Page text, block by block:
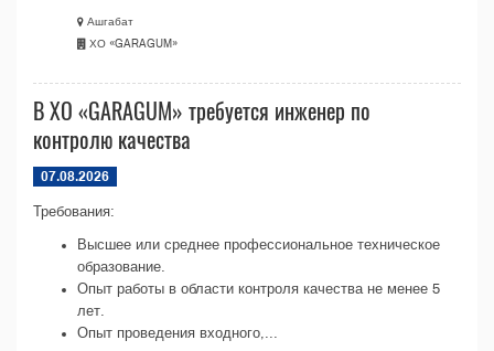
Ашгабат
ХО «GARAGUM»
В ХО «GARAGUM» требуется инженер по
контролю качества
07.08.2026
Требования:
Высшее или среднее профессиональное техническое
образование.
Опыт работы в области контроля качества не менее 5
лет.
Опыт проведения входного,...